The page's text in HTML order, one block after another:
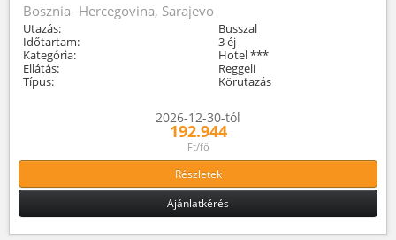
Bosznia- Hercegovina, Sarajevo
Utazás:
Busszal
Időtartam:
3 éj
Kategória:
Hotel ***
Ellátás:
Reggeli
Típus:
Körutazás
2026-12-30-tól
192.944
Ft/fő
Részletek
Ajánlatkérés